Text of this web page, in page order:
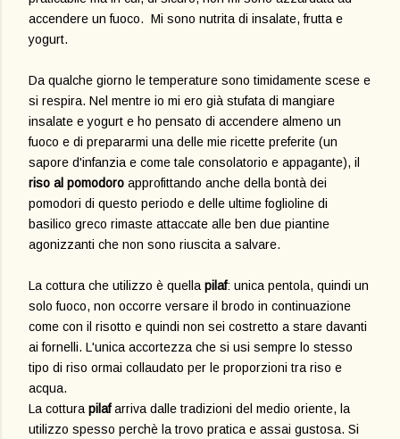
accendere un fuoco. Mi sono nutrita di insalate, frutta e
yogurt.
Da qualche giorno le temperature sono timidamente scese e
si respira. Nel mentre io mi ero già stufata di mangiare
insalate e yogurt e ho pensato di accendere almeno un
fuoco e di prepararmi una delle mie ricette preferite (un
sapore d'infanzia e come tale consolatorio e appagante), il
riso al pomodoro approfittando anche della bontà dei
pomodori di questo periodo e delle ultime foglioline di
basilico greco rimaste attaccate alle ben due piantine
agonizzanti che non sono riuscita a salvare.
La cottura che utilizzo è quella pilaf: unica pentola, quindi un
solo fuoco, non occorre versare il brodo in continuazione
come con il risotto e quindi non sei costretto a stare davanti
ai fornelli. L'unica accortezza che si usi sempre lo stesso
tipo di riso ormai collaudato per le proporzioni tra riso e
acqua.
La cottura pilafarriva dalle tradizioni del medio oriente, la
utilizzo spesso perchè la trovo pratica e assai gustosa. Si